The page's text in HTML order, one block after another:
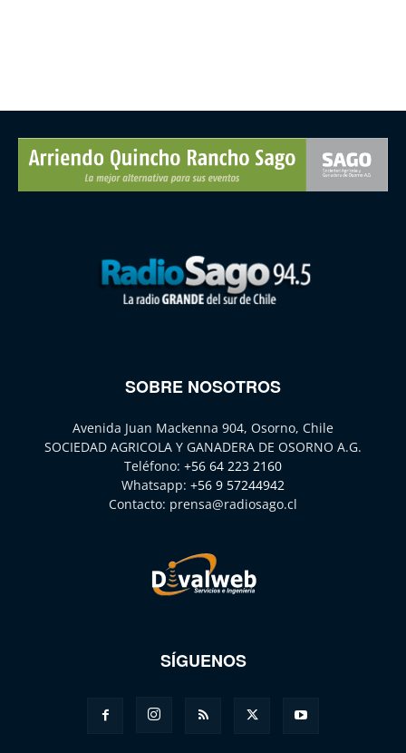
SOBRE NOSOTROS
Avenida Juan Mackenna 904, Osorno, Chile
SOCIEDAD AGRICOLA Y GANADERA DE OSORNO A.G.
Teléfono: +56 64 223 2160
Whatsapp: +56 9 57244942
Contacto: prensa@radiosago.cl
SÍGUENOS